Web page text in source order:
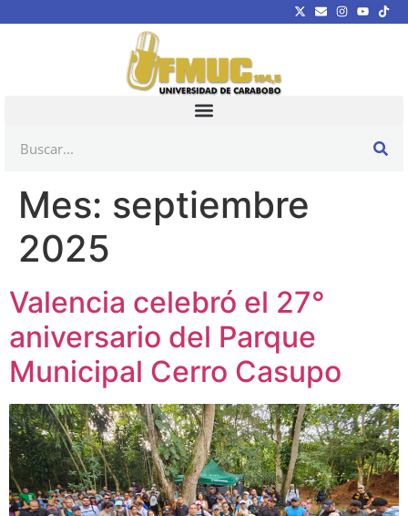
Mes: septiembre
2025
Valencia celebró el 27°
aniversario del Parque
Municipal Cerro Casupo